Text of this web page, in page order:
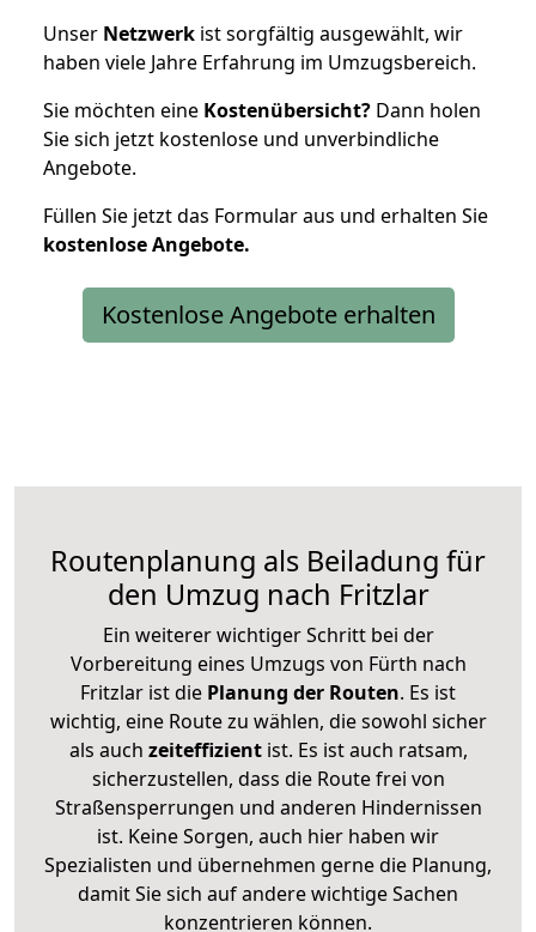
Unser Netzwerk ist sorgfältig ausgewählt, wir
haben viele Jahre Erfahrung im Umzugsbereich.
Sie möchten eine Kostenübersicht? Dann holen
Sie sich jetzt kostenlose und unverbindliche
Angebote.
Füllen Sie jetzt das Formular aus und erhalten Sie
kostenloseAngebote.
Kostenlose Angebote erhalten
Routenplanung als Beiladung für
den Umzug nach Fritzlar
Ein weiterer wichtiger Schritt bei der
Vorbereitung eines Umzugs von Fürth nach
Fritzlar ist die Planung der Routen. Es ist
wichtig, eine Route zu wählen, die sowohl sicher
als auch zeiteffizientist. Es ist auch ratsam,
sicherzustellen, dass die Route frei von
Straßensperrungen und anderen Hindernissen
ist. Keine Sorgen, auch hier haben wir
Spezialisten und übernehmen gerne die Planung,
damit Sie sich auf andere wichtige Sachen
konzentrieren können.